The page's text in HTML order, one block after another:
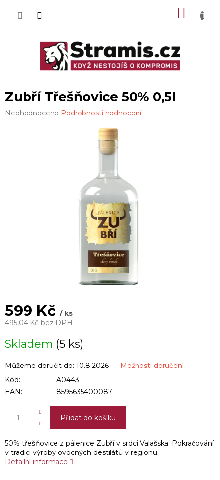
Zubří Třešňovice 50% 0,5l
Průměrné
Neohodnoceno Podrobnosti hodnocení
599 Kč/ ks
495,04 Kč bez DPH
cena:
Skladem (5 ks)
Můžeme doručit do: 10.8.2026
Možnosti doručení
Kód:
A0443
EAN:
8595635400087
Přidat do košíku
50% třešňovice z pálenice Zubří v srdci Valašska. Pokračování
v tradici výroby ovocných destilátů v regionu.
Detailní informace